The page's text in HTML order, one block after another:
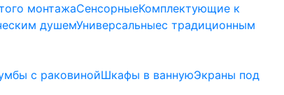
монтажаСенсорныеКомплектующие к
душемУниверсальныес традиционным
с раковинойШкафы в ваннуюЭкраны под